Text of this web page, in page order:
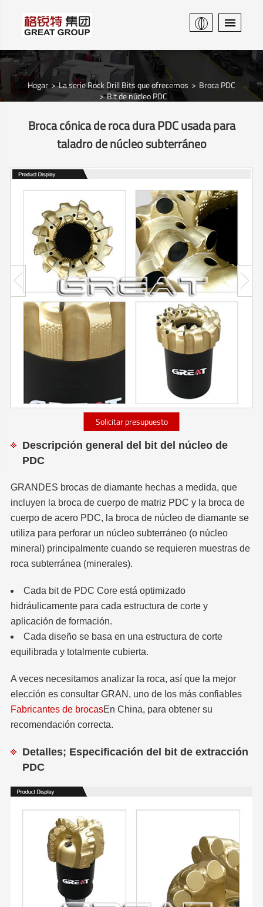
Hogar La serie Rock Drill Bits que ofrecemos
Broca PDC
Bit de núcleo PDC
Broca cónica de roca dura PDC usada para
taladro de núcleo subterráneo
Solicitar presupuesto
Descripción general del bit del núcleo de
PDC
GRANDES brocas de diamante hechas a medida, que
incluyen la broca de cuerpo de matriz PDC y la broca de
cuerpo de acero PDC, la broca de núcleo de diamante se
utiliza para perforar un núcleo subterráneo (o núcleo
mineral) principalmente cuando se requieren muestras de
roca subterránea (minerales).
Cada bit de PDC Core está optimizado
hidráulicamente para cada estructura de corte y
aplicación de formación.
Cada diseño se basa en una estructura de corte
equilibrada y totalmente cubierta.
A veces necesitamos analizar la roca, así que la mejor
elección es consultar GRAN, uno de los más confiables
Fabricantes de brocasEn China, para obtener su
recomendación correcta.
Detalles; Especificación del bit de extracción
PDC